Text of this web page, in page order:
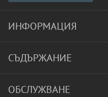
ИНФОРМАЦИЯ
СЪДЪРЖАНИЕ
ОБСЛУЖВАНЕ